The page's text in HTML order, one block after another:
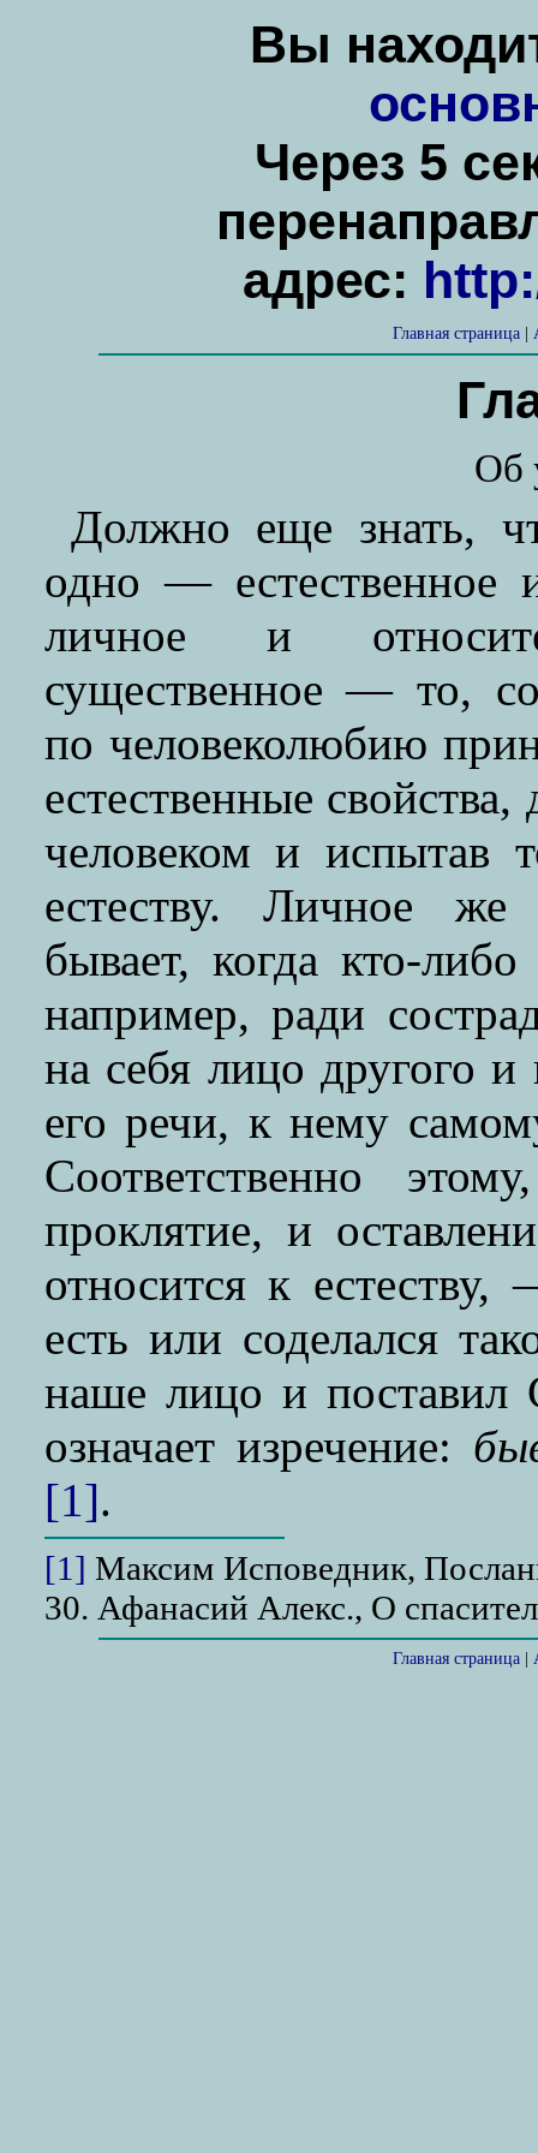
Вы
Через 5
адрес:
Главная страница|
Об
Должно еще знать,
одно — естественное
личное и
существенное — то,
по человеколюбию
естественные
человеком и испытав
естеству. Личное же
бывает, когда кто-
например, ради
на себя лицо другого и
его речи, к нему
Соответственно
проклятие, и
относится к
есть или соделался
наше лицо и поставил
означает изречение:
[1].
[1] Максим Исповедник,
30. Афанасий Алекс., О
Главная страница|